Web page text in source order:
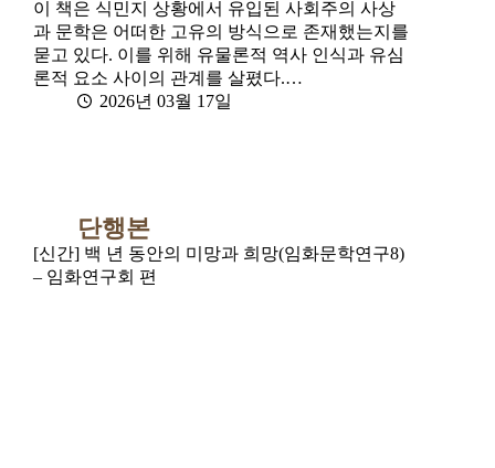
이 책은 식민지 상황에서 유입된 사회주의 사상
과 문학은 어떠한 고유의 방식으로 존재했는지를
묻고 있다. 이를 위해 유물론적 역사 인식과 유심
론적 요소 사이의 관계를 살폈다.…
2026년 03월 17일
단행본
[신간] 백 년 동안의 미망과 희망(임화문학연구8)
– 임화연구회 편